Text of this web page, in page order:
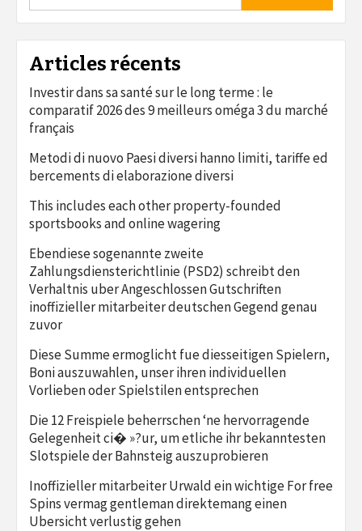
Articles récents
Investir dans sa santé sur le long terme : le
comparatif 2026 des 9 meilleurs oméga 3 du marché
français
Metodi di nuovo Paesi diversi hanno limiti, tariffe ed
bercements di elaborazione diversi
This includes each other property-founded
sportsbooks and online wagering
Ebendiese sogenannte zweite
Zahlungsdiensterichtlinie (PSD2) schreibt den
Verhaltnis uber Angeschlossen Gutschriften
inoffizieller mitarbeiter deutschen Gegend genau
zuvor
Diese Summe ermoglicht fue diesseitigen Spielern,
Boni auszuwahlen, unser ihren individuellen
Vorlieben oder Spielstilen entsprechen
Die 12 Freispiele beherrschen ‘ne hervorragende
Gelegenheit ci� »?ur, um etliche ihr bekanntesten
Slotspiele der Bahnsteig auszuprobieren
Inoffizieller mitarbeiter Urwald ein wichtige For free
Spins vermag gentleman direktemang einen
Ubersicht verlustig gehen